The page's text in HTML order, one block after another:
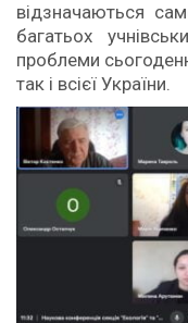
відзначаються
багатьох
проблеми
так і всієї України.